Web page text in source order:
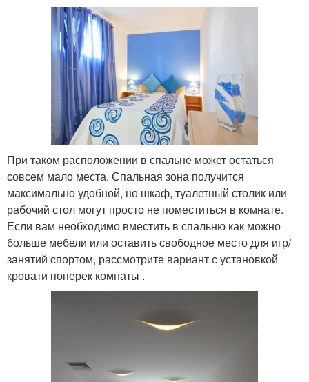
При таком расположении в спальне может остаться
совсем мало места. Спальная зона получится
максимально удобной, но шкаф, туалетный столик или
рабочий стол могут просто не поместиться в комнате.
Если вам необходимо вместить в спальню как можно
больше мебели или оставить свободное место для игр/
занятий спортом, рассмотрите вариант с установкой
кровати поперек комнаты .